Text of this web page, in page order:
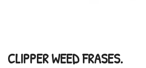
CLIPPER WEED FRASES.